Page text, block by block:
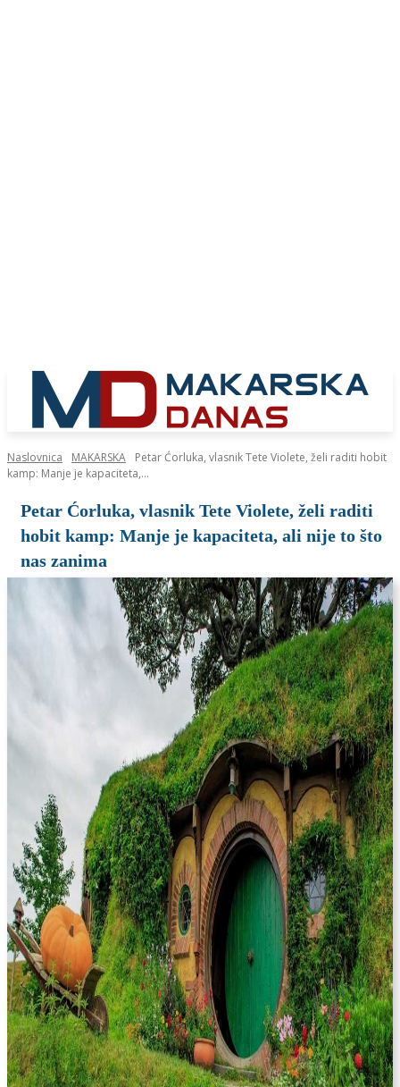
Naslovnica MAKARSKA
Petar Ćorluka, vlasnik Tete Violete, želi raditi hobit
kamp: Manje je kapaciteta,...
Petar Ćorluka, vlasnik Tete Violete, želi raditi
hobit kamp: Manje je kapaciteta, ali nije to što
nas zanima